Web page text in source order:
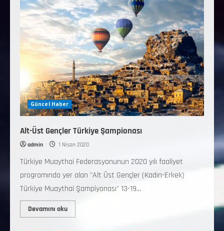
Güncel Haber
Alt-Üst Gençler Türkiye Şampionası
admin 1 Nisan 2020
Türkiye Muaythai Federasyonunun 2020 yılı faaliyet
programında yer alan "Alt Üst Gençler (Kadın-Erkek)
Türkiye Muaythai Şampiyonası" 13-19...
Devamını oku